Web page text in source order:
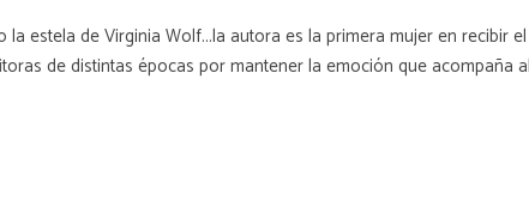
estela de Virginia Wolf...la autora es la primera mujer en recibir
de distintas épocas por mantener la emoción que acompaña